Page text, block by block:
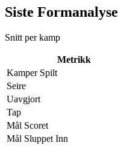
Siste Formanalyse
Snitt per kamp
Metrikk
Kamper Spilt
Seire
Uavgjort
Tap
Mål Scoret
Mål Sluppet Inn